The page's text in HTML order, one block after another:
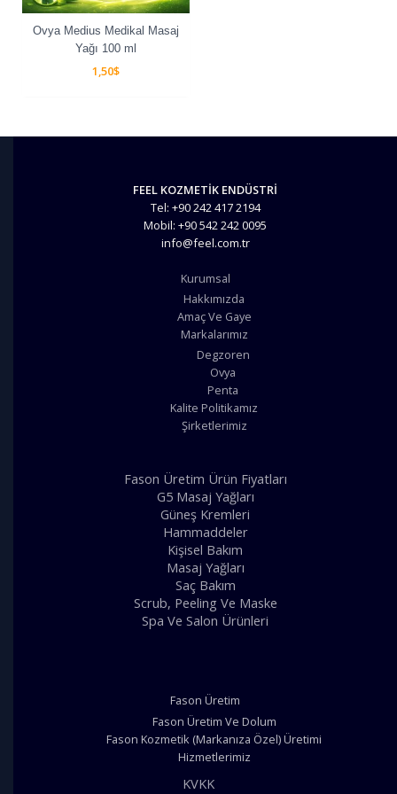
Ovya Medius Medikal Masaj
Yağı 100 ml
1,50$
FEEL KOZMETİK ENDÜSTRİ
Tel: +90 242 417 2194
Mobil: +90 542 242 0095
info@feel.com.tr
Kurumsal
Hakkımızda
Amaç Ve Gaye
Markalarımız
Degzoren
Ovya
Penta
Kalite Politikamız
Şirketlerimiz
Fason Üretim Ürün Fiyatları
G5 Masaj Yağları
Güneş Kremleri
Hammaddeler
Kişisel Bakım
Masaj Yağları
Saç Bakım
Scrub, Peeling Ve Maske
Spa Ve Salon Ürünleri
Fason Üretim
Fason Üretim Ve Dolum
Fason Kozmetik (Markanıza Özel) Üretimi
Hizmetlerimiz
KVKK